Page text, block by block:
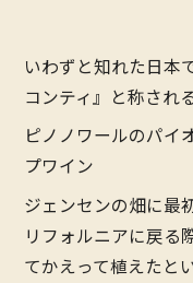
いわずと知れた日本
コンティ』と称される
ピノノワールのパイ
プワイン
ジェンセンの畑に最
リフォルニアに戻る
てかえって植えたと